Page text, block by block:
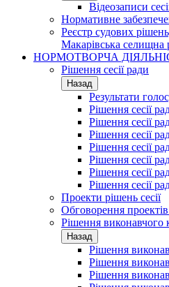
Відеозаписи
Нормативне
Реєстр судових
Макарівська селищна
НОРМОТВОРЧА
Рішення сесії ради
Назад
Результати
Рішення сесії
Рішення сесії
Рішення сесії
Рішення сесії
Рішення сесії
Рішення сесії
Рішення сесії
Проекти рішень сесії
Обговорення проектів
Рішення виконавчого
Назад
Рішення
Рішення
Рішення